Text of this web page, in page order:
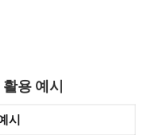
용 예시
시